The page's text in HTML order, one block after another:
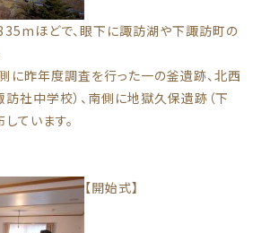
ほどで、眼下に諏訪湖や下諏訪町の
昨年度調査を行った一の釜遺跡、北西
社中学校）、南側に地獄久保遺跡（下
ています。
【開始式】